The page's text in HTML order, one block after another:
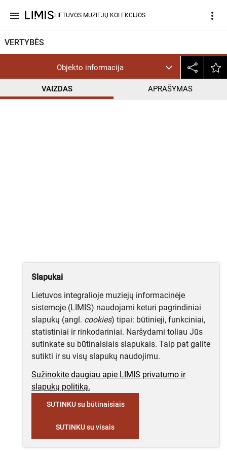
menu LIETUVOS MUZIEJŲ KOLEKCIJOS more_vert
VERTYBĖS
Objekto informacija
VAIZDAS APRAŠYMAS
Slapukai
Lietuvos integralioje muziejų informacinėje
sistemoje (LIMIS) naudojami keturi pagrindiniai
slapukų (angl. cookies) tipai: būtinieji, funkciniai,
statistiniai ir rinkodariniai. Naršydami toliau Jūs
sutinkate su būtinaisiais slapukais. Taip pat galite
sutikti ir su visų slapukų naudojimu.
Sužinokite daugiau apie LIMIS privatumo ir
slapukų politiką.
SUTINKU su būtinaisiais
SUTINKU su visais